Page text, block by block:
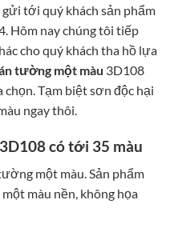
gửi tới quý khách sản phẩm
Hôm nay chúng tôi tiếp
cho quý khách tha hồ lựa
tường một màu 3D108
chọn. Tạm biệt sơn độc hại
ngay thôi.
có tới 35 màu
một màu. Sản phẩm
màu nền, không họa